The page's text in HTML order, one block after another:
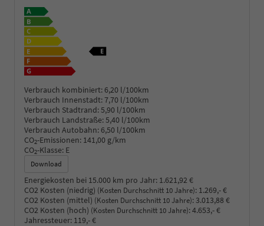
Verbrauch kombiniert: 6,20 l/100km
Verbrauch Innenstadt:7,70 l/100km
Verbrauch Stadtrand:5,90 l/100km
Verbrauch Landstraße:5,40 l/100km
Verbrauch Autobahn: 6,50 l/100km
CO2-Emissionen: 141,00 g/km
CO2-Klasse: E
Download
Energiekosten bei 15.000 km pro Jahr: 1.621,92 €
CO2 Kosten (niedrig) (Kosten Durchschnitt 10 Jahre): 1.269,- €
CO2 Kosten (mittel) (Kosten Durchschnitt 10 Jahre):3.013,88 €
CO2 Kosten (hoch) (Kosten Durchschnitt 10 Jahre):4.653,- €
Jahressteuer: 119,- €